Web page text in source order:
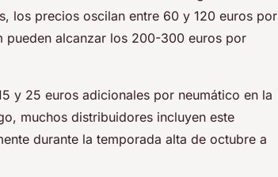
los precios oscilan entre 60 y 120 euros por
pueden alcanzar los 200-300 euros por
y 25 euros adicionales por neumático en la
muchos distribuidores incluyen este
durante la temporada alta de octubre a